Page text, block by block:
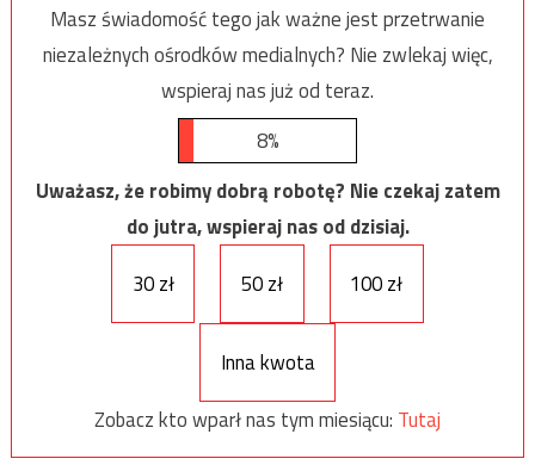
Masz świadomość tego jak ważne jest przetrwanie
niezależnych ośrodków medialnych? Nie zwlekaj więc,
wspieraj nas już od teraz.
8%
Uważasz, że robimy dobrą robotę? Nie czekaj zatem
do jutra, wspieraj nas od dzisiaj.
30 zł
50 zł 100 zł
Inna kwota
Zobacz kto wparł nas tym miesiącu: Tutaj